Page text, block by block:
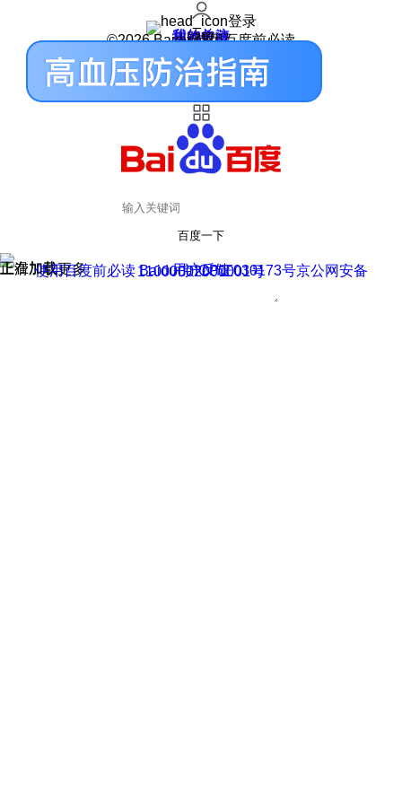
登录
我的关注
我的收藏
皮肤中心
用户反馈
设置
©2026 Baidu 使用百度前必读
百度一下
正在加载
上滑加载更多 用户反馈
使用百度前必读 Baidu 京ICP证030173号
京公网安备11000002000001号